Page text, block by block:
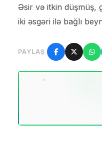
Əsir və itkin düşmüş,
iki əsgəri ilə bağlı
PAYLAŞ